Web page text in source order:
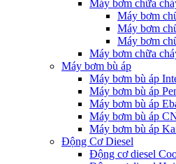
Máy bơm chữa
Máy bơm
Máy bơm
Máy bơm
Máy bơm chữa
Máy bơm bù áp
Máy bơm bù áp
Máy bơm bù áp
Máy bơm bù áp
Máy bơm bù áp
Máy bơm bù áp
Động Cơ Diesel
Động cơ diesel